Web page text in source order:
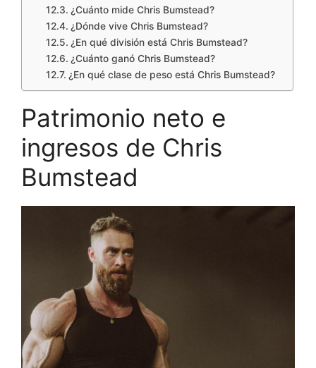
¿Cuánto mide Chris Bumstead?
¿Dónde vive Chris Bumstead?
¿En qué división está Chris Bumstead?
¿Cuánto ganó Chris Bumstead?
¿En qué clase de peso está Chris Bumstead?
Patrimonio neto e
ingresos de Chris
Bumstead